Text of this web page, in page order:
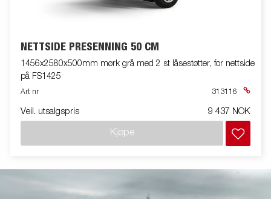
NETTSIDE PRESENNING 50 CM
1456x2580x500mm mørk grå med 2 st låsestøtter, for nettside
på FS1425
Art nr 313116
Veil. utsalgspris 9 437 NOK
Kjøpe